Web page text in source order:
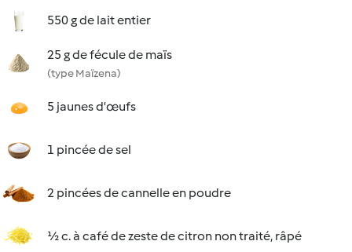
550 g de lait entier
25 g de fécule de maïs
(type Maïzena)
5 jaunes d'œufs
1 pincée de sel
2 pincées de cannelle en poudre
½ c. à café de zeste de citron non traité, râpé